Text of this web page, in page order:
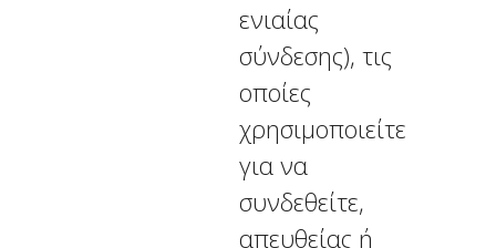
ενιαίας
σύνδεσης), τις
οποίες
χρησιμοποιείτε
για να
συνδεθείτε,
απευθείας ή